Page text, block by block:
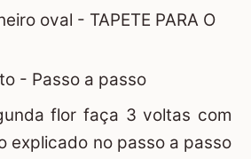
oval - TAPETE PARA O
- Passo a passo
flor faça 3 voltas com
explicado no passo a passo